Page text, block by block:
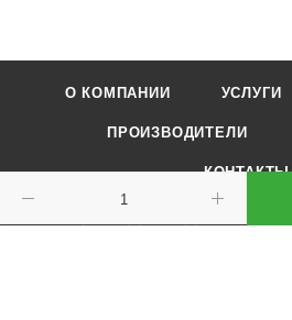
О КОМПАНИИ УСЛУГИ
ПРОИЗВОДИТЕЛИ
КОНТАКТЫ